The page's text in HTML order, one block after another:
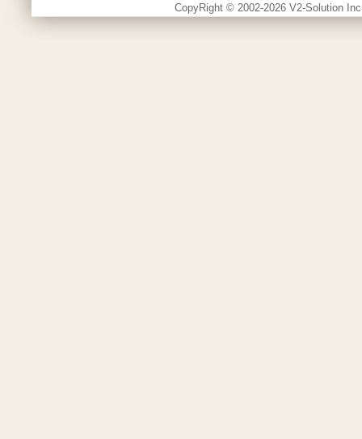
CopyRight © 2002-2026 V2-Solution